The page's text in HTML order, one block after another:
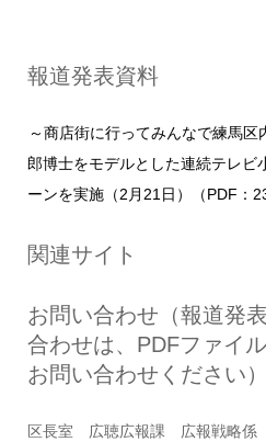
報道発表資料
～商店街に行ってみんなで練馬
郎博士をモデルとした連続テレビ
ーンを実施（2月21日）（PDF：
関連サイト
お問い合わせ（報道発
合わせは、PDFファイ
お問い合わせください）
区長室 広聴広報課 広報戦略係